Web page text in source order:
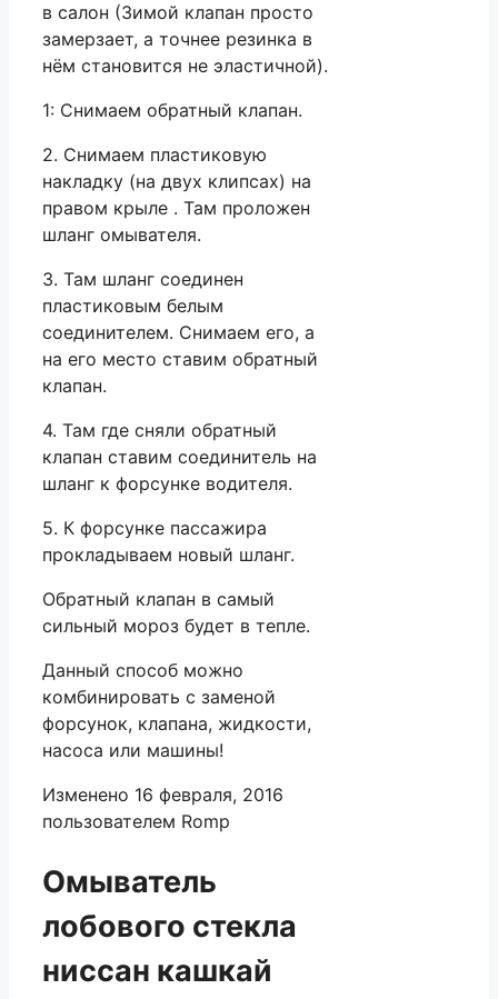
в салон (Зимой клапан просто
замерзает, а точнее резинка в
нём становится не эластичной).
1: Снимаем обратный клапан.
2. Снимаем пластиковую
накладку (на двух клипсах) на
правом крыле . Там проложен
шланг омывателя.
3. Там шланг соединен
пластиковым белым
соединителем. Снимаем его, а
на его место ставим обратный
клапан.
4. Там где сняли обратный
клапан ставим соединитель на
шланг к форсунке водителя.
5. К форсунке пассажира
прокладываем новый шланг.
Обратный клапан в самый
сильный мороз будет в тепле.
Данный способ можно
комбинировать с заменой
форсунок, клапана, жидкости,
насоса или машины!
Изменено 16 февраля, 2016
пользователем Romp
Омыватель
лобового стекла
ниссан кашкай